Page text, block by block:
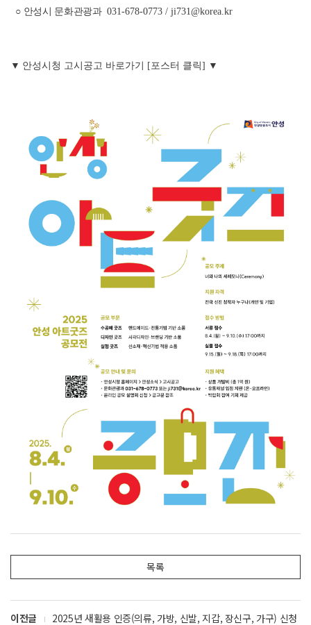
○ 안성시 문화관광과 031-678-0773 / ji731@korea.kr
▼ 안성시청 고시공고 바로가기 [포스터 클릭] ▼
목록
이전글
2025년 새활용 인증(의류, 가방, 신발, 지갑, 장신구, 가구) 신청